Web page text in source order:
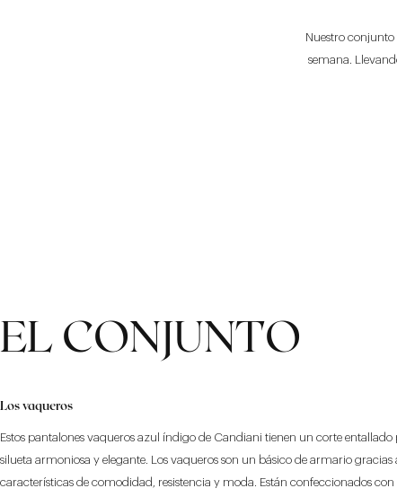
Nuestro
semana.
EL CONJUNTO
Los vaqueros
Estos pantalones vaqueros azul índigo de Candiani tienen un corte entallado
silueta armoniosa y elegante. Los vaqueros son un básico de armario gracias
características de comodidad, resistencia y moda. Están confeccionados con